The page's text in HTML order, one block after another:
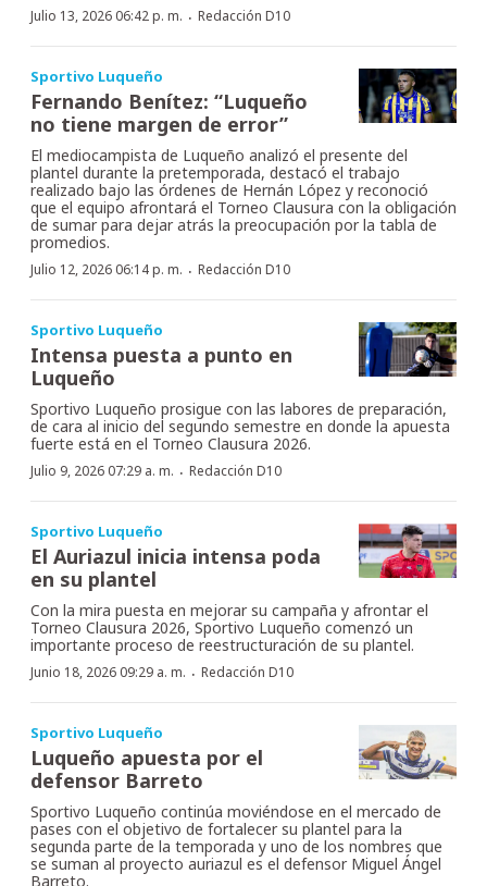
Julio 13, 2026 06:42 p. m. · Redacción D10
Sportivo Luqueño
Fernando Benítez: “Luqueño
no tiene margen de error”
El mediocampista de Luqueño analizó el presente del
plantel durante la pretemporada, destacó el trabajo
realizado bajo las órdenes de Hernán López y reconoció
que el equipo afrontará el Torneo Clausura con la obligación
de sumar para dejar atrás la preocupación por la tabla de
promedios.
Julio 12, 2026 06:14 p. m. · Redacción D10
Sportivo Luqueño
Intensa puesta a punto en
Luqueño
Sportivo Luqueño prosigue con las labores de preparación,
de cara al inicio del segundo semestre en donde la apuesta
fuerte está en el Torneo Clausura 2026.
Julio 9, 2026 07:29 a. m. · Redacción D10
Sportivo Luqueño
El Auriazul inicia intensa poda
en su plantel
Con la mira puesta en mejorar su campaña y afrontar el
Torneo Clausura 2026, Sportivo Luqueño comenzó un
importante proceso de reestructuración de su plantel.
Junio 18, 2026 09:29 a. m. · Redacción D10
Sportivo Luqueño
Luqueño apuesta por el
defensor Barreto
Sportivo Luqueño continúa moviéndose en el mercado de
pases con el objetivo de fortalecer su plantel para la
segunda parte de la temporada y uno de los nombres que
se suman al proyecto auriazul es el defensor Miguel Ángel
Barreto.